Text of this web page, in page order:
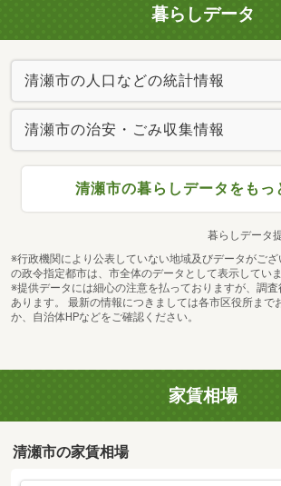
暮らしデータ
清瀬市の人口などの統計情報
清瀬市の治安・ごみ収集情報
清瀬市の暮らしデータをもっ
暮らしデータ
※行政機関により公表していない地域及びデータがご
の政令指定都市は、市全体のデータとして表示していま
※提供データには細心の注意を払っておりますが、調
あります。 最新の情報につきましては各市区役所まで
か、自治体HPなどをご確認ください。
家賃相場
清瀬市の家賃相場